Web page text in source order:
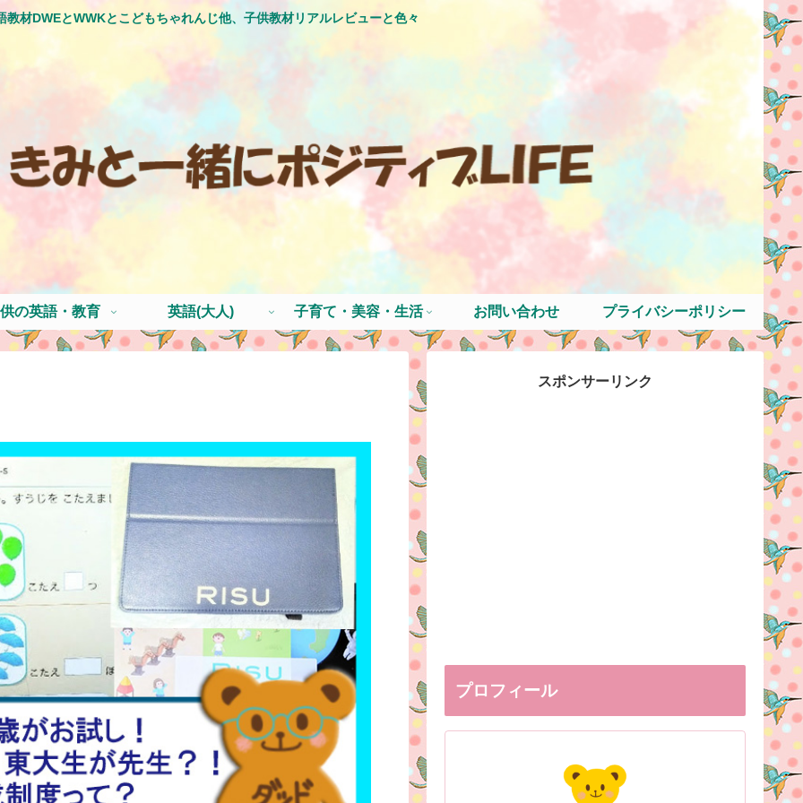
教材DWEとWWKとこどもちゃれんじ他、子供教材リアルレビューと色々
の英語・教育 英語(大人) 子育て・美容・生活 お問い合わせ プライバシーポリシー
スポンサーリンク
プロフィール